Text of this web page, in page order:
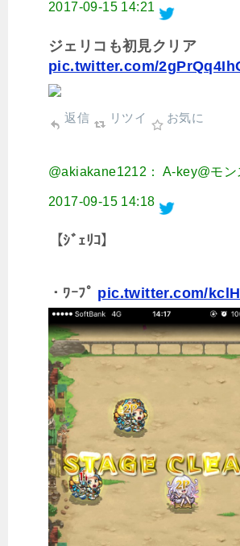
2017-09-15 14:21
ジェリコも初見クリア
pic.twitter.com/
返信 リツイ お気に
@akiakane1212： A-key@モン
2017-09-15 14:18
【ｼﾞｪﾘｺ】
・ﾜｰﾌﾟ pic.twitter.com/